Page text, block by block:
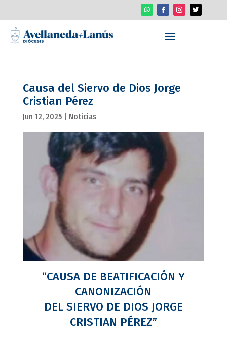
Causa del Siervo de Dios Jorge
Cristian Pérez
Jun 12, 2025| Noticias
“CAUSA DE BEATIFICACIÓN Y
CANONIZACIÓN
DEL SIERVO DE DIOS JORGE
CRISTIAN PÉREZ”